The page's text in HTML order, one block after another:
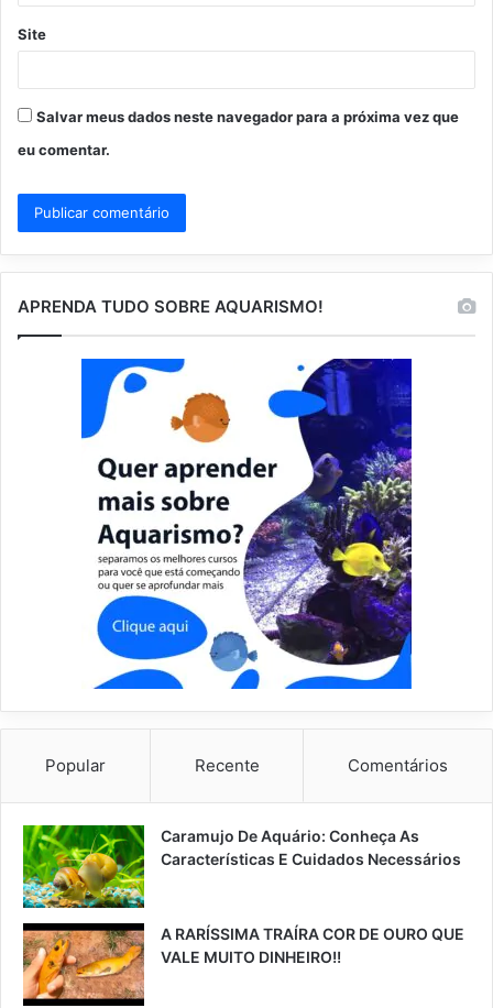
Site
Salvar meus dados neste navegador para a próxima vez que
eu comentar.
APRENDA TUDO SOBRE AQUARISMO!
Popular Recente Comentários
Caramujo De Aquário: Conheça As
Características E Cuidados Necessários
A RARÍSSIMA TRAÍRA COR DE OURO QUE
VALE MUITO DINHEIRO!!